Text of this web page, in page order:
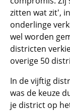
zitten wat zit',
onderlinge
wel worden
districten
overige 50
In de vijftig
was de keuze
je district op